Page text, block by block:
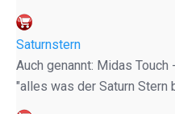
Saturnstern
Auch genannt: Midas
"alles was der Saturn Stern